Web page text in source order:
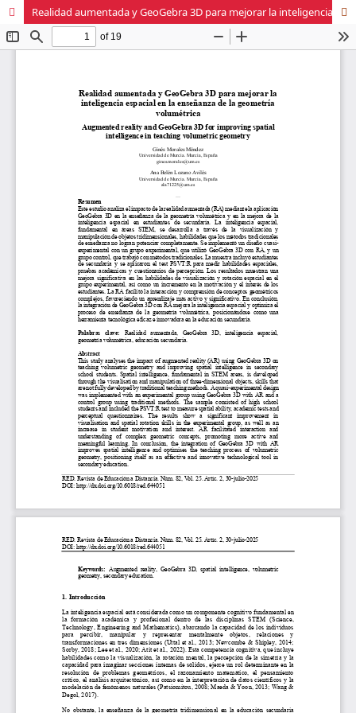
Realidad aumentada y GeoGebra 3D para mejorar la inteligencia espacial en la enseñanza de la geometría volumétrica